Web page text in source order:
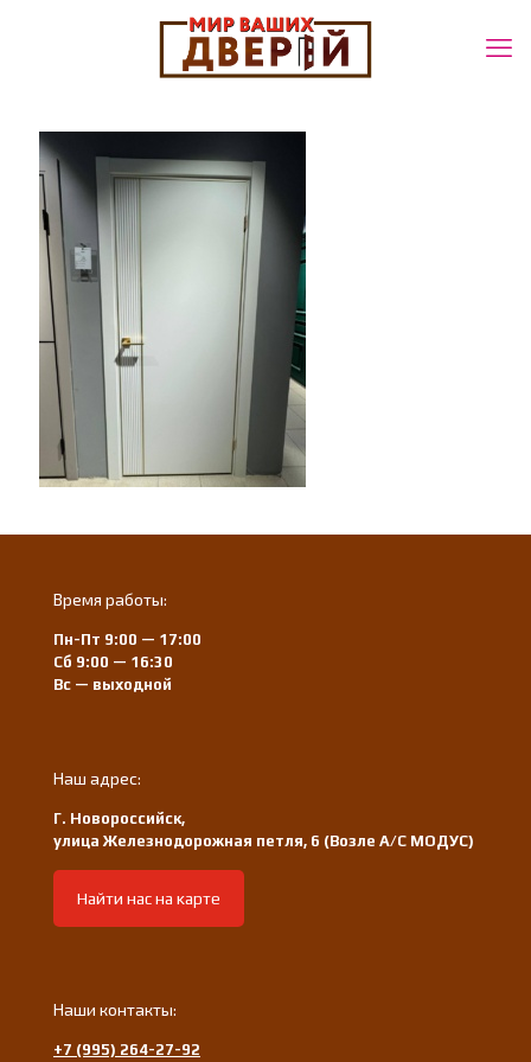
Время работы:
Пн-Пт 9:00 — 17:00
Сб 9:00 — 16:30
Вс — выходной
Наш адрес:
Г. Новороссийск,
улица Железнодорожная петля, 6 (Возле А/С МОДУС)
Найти нас на карте
Наши контакты:
+7 (995) 264-27-92